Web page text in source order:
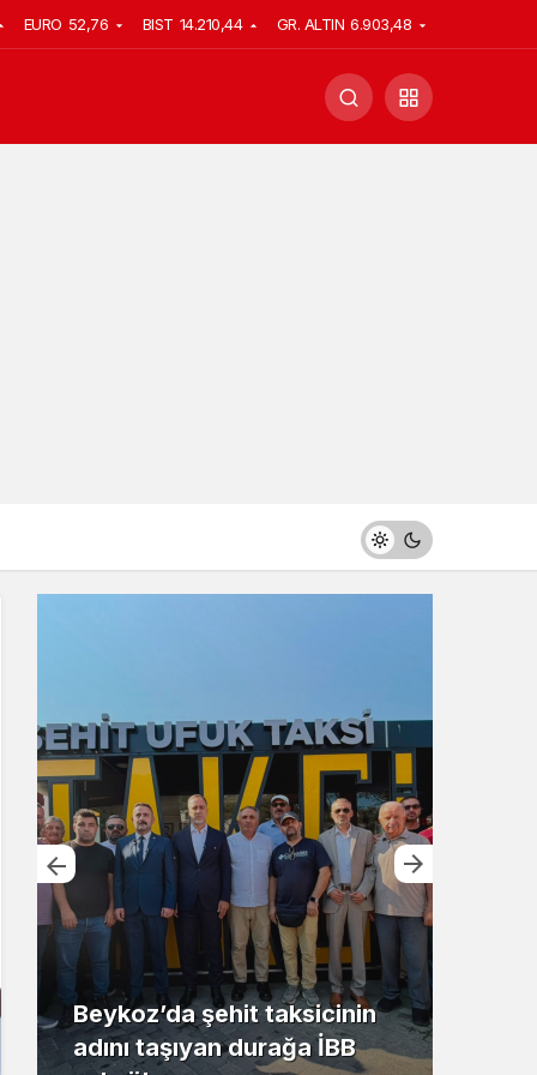
EURO 52,76 BIST 14.210,44 GR. ALTIN 6.903,48
Beykoz’da şehit taksicinin
adını taşıyan durağa İBB